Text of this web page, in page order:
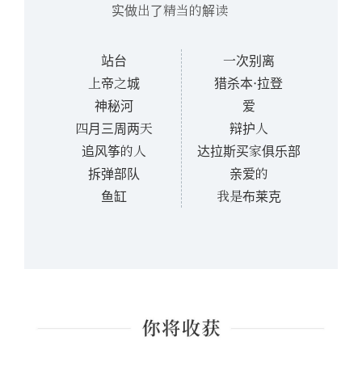
实做出了精当的解读
站台
上帝之城
神秘河
四月三周两天
追风筝的人
拆弹部队
鱼缸
一次别离
猎杀本·拉登
爱
辩护人
达拉斯买家俱乐部
亲爱的
我是布莱克